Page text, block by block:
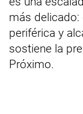
más delicado:
periférica y
sostiene la
Próximo.